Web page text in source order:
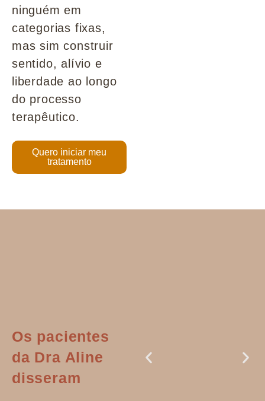
ninguém em
categorias fixas,
mas sim construir
sentido, alívio e
liberdade ao longo
do processo
terapêutico.
Quero iniciar meu
tratamento
Os pacientes
da Dra Aline
disseram